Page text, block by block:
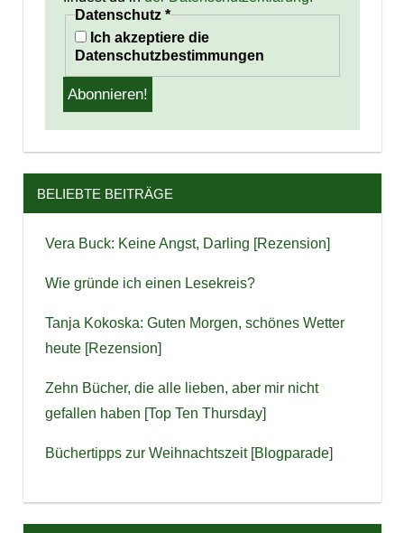
Datenschutz *
Ich akzeptiere die
Datenschutzbestimmungen
BELIEBTE BEITRÄGE
Vera Buck: Keine Angst, Darling [Rezension]
Wie gründe ich einen Lesekreis?
Tanja Kokoska: Guten Morgen, schönes Wetter
heute [Rezension]
Zehn Bücher, die alle lieben, aber mir nicht
gefallen haben [Top Ten Thursday]
Büchertipps zur Weihnachtszeit [Blogparade]